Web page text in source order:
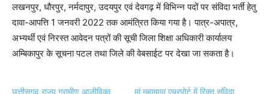
लखनपुर, धौरपुर, नर्मदापुर, उदयपुर एवं देवगढ़ में विभिन्न पदों पर संविदा भर्ती हेतु
दावा-आपत्ति 1 जनवरी 2022 तक आमंत्रित किया गया है। पात्र-अपात्र,
अभ्यर्थी एवं निरस्त आवेदन पत्रों की सूची जिला शिक्षा अधिकारी कार्यालय
अम्बिकापुर के सूचना पटल तथा जिले की वेबसाईट पर देखा जा सकता है।
छत्तीसगढ़ राज्य ग्रामीण आजीविका
मां महामाया एयरपोर्ट में रिक्त संविदा